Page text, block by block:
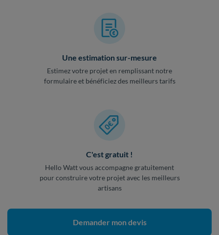
Une estimation sur-mesure
Estimez votre projet en remplissant notre
formulaire et bénéficiez des meilleurs tarifs
C'est gratuit !
Hello Watt vous accompagne gratuitement
pour construire votre projet avec les meilleurs
artisans
Demander mon devis